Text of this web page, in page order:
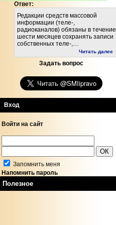
Ответ:
Редакции средств массовой
информации (теле-,
радиоканалов) обязаны в течение
шести месяцев сохранять записи
собственных теле-,…
Читать далее
Задать вопрос
Вход
Войти на сайт
Запомнить меня
Напомнить пароль
Полезное